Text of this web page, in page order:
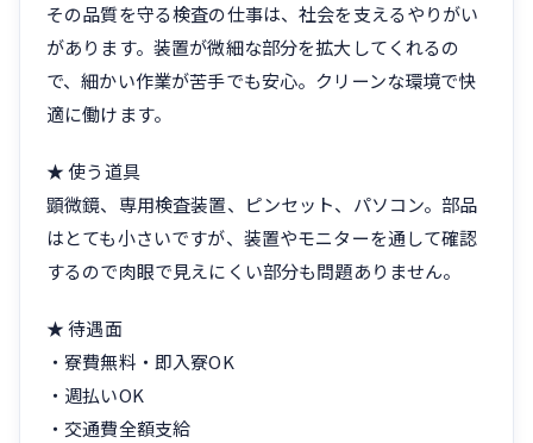
その品質を守る検査の仕事は、社会を支えるやりがい
があります。装置が微細な部分を拡大してくれるの
で、細かい作業が苦手でも安心。クリーンな環境で快
適に働けます。
★ 使う道具
顕微鏡、専用検査装置、ピンセット、パソコン。部品
はとても小さいですが、装置やモニターを通して確認
するので肉眼で見えにくい部分も問題ありません。
★ 待遇面
・寮費無料・即入寮OK
・週払いOK
・交通費全額支給